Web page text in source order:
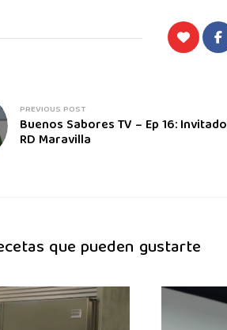
PREVIOUS POST
Buenos Sabores TV – Ep 16: Invitado
RD Maravilla
que pueden gustarte